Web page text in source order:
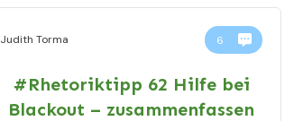
Judith Torma 6
#Rhetoriktipp 62 Hilfe bei
Blackout – zusammenfassen